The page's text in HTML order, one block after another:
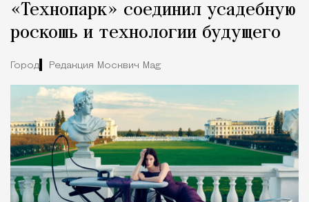
«Технопарк» соединил усадебную
роскошь и технологии будущего
Город Редакция Москвич Mag